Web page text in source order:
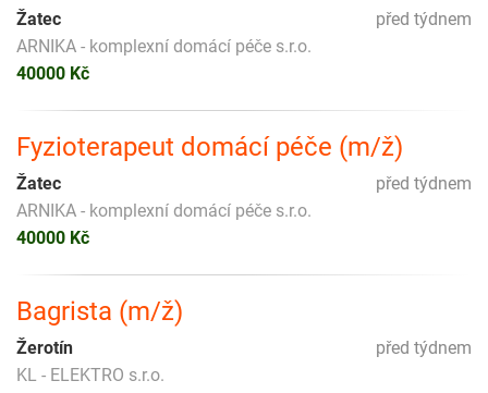
před týdnem
Žatec
ARNIKA - komplexní domácí péče s.r.o.
40000 Kč
Fyzioterapeut domácí péče (m/ž)
před týdnem
Žatec
ARNIKA - komplexní domácí péče s.r.o.
40000 Kč
Bagrista (m/ž)
před týdnem
Žerotín
KL - ELEKTRO s.r.o.